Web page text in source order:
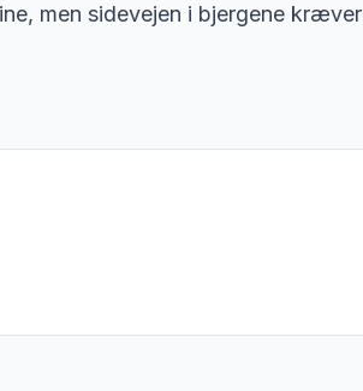
men sidevejen i bjergene kræver